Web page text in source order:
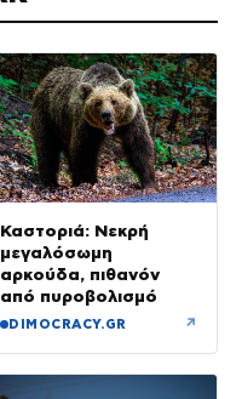
Καστοριά: Νεκρή
μεγαλόσωμη
αρκούδα, πιθανόν
από πυροβολισμό
DIMOCRACY.GR ↗